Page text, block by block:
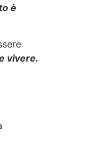
è
vivere.